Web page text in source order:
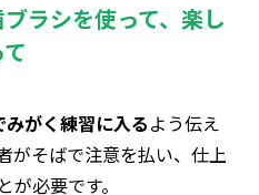
ラシを使って、楽し
がく練習に入るよう伝え
がそばで注意を払い、仕上
必要です。